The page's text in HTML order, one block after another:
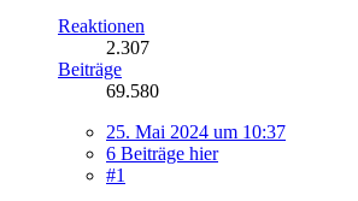
Reaktionen
2.307
Beiträge
69.580
25. Mai 2024 um 10:37
6 Beiträge hier
#1